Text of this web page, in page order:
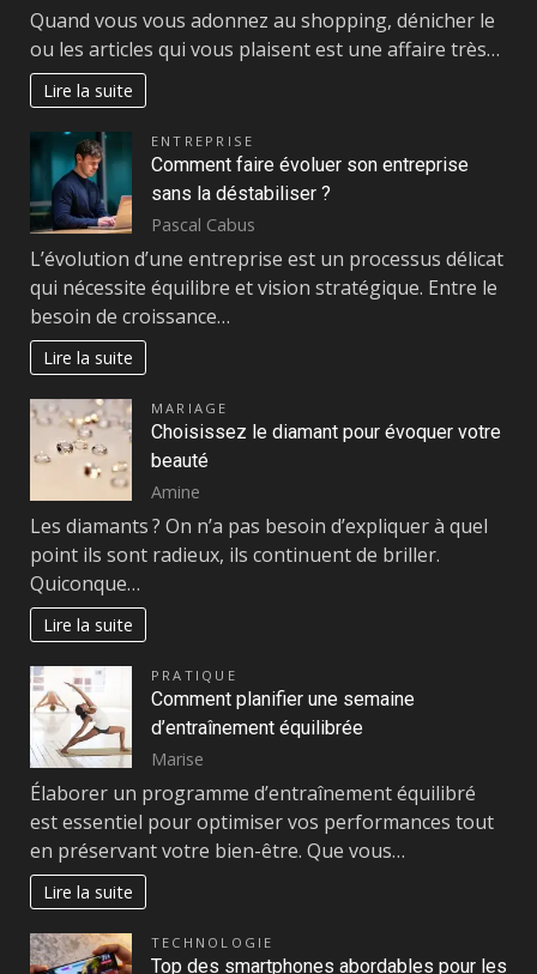
Quand vous vous adonnez au shopping, dénicher le
ou les articles qui vous plaisent est une affaire très…
Lire la suite
ENTREPRISE
Comment faire évoluer son entreprise
sans la déstabiliser ?
Pascal Cabus
L’évolution d’une entreprise est un processus délicat
qui nécessite équilibre et vision stratégique. Entre le
besoin de croissance…
Lire la suite
MARIAGE
Choisissez le diamant pour évoquer votre
beauté
Amine
Les diamants ? On n’a pas besoin d’expliquer à quel
point ils sont radieux, ils continuent de briller.
Quiconque…
Lire la suite
PRATIQUE
Comment planifier une semaine
d’entraînement équilibrée
Marise
Élaborer un programme d’entraînement équilibré
est essentiel pour optimiser vos performances tout
en préservant votre bien-être. Que vous…
Lire la suite
TECHNOLOGIE
Top des smartphones abordables pour les